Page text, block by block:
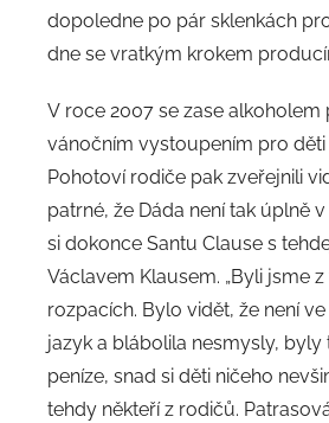
dopoledne po pár sklenkách
dne se vratkým krokem
V roce 2007 se zase alkoholem
vánočním vystoupením pro děti
Pohotoví rodiče pak zveřejnili
patrné, že Dáda není tak úplně
si dokonce Santu Clause s
Václavem Klausem. „Byli jsme
rozpacích. Bylo vidět, že není
jazyk a blábolila nesmysly, byly
peníze, snad si děti ničeho
tehdy někteří z rodičů.